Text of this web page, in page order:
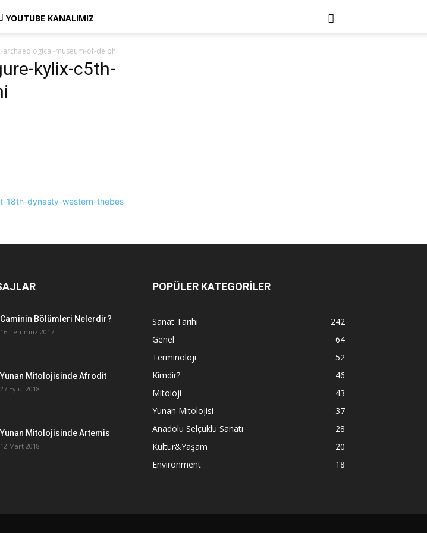
YOUTUBE KANALIMIZ
museum-of-delphi
kylix-c5th-
Caminin Bölümleri Nelerdir?
16 Temmuz 2017
Yunan Mitolojisinde Afrodit
27 Eylül 2018
Yunan Mitolojisinde Artemis
12 Mart 2018
POPÜLER KATEGORİLER
Sanat Tarihi
242
Genel
64
Terminoloji
52
Kimdir?
46
Mitoloji
43
Yunan Mitolojisi
37
Anadolu Selçuklu Sanatı
28
Kültür&Yaşam
20
Environment
18